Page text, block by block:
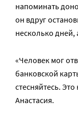
напоминать
он вдруг
несколько дней,
«Человек мог
банковской
стесняйтесь.
Анастасия.